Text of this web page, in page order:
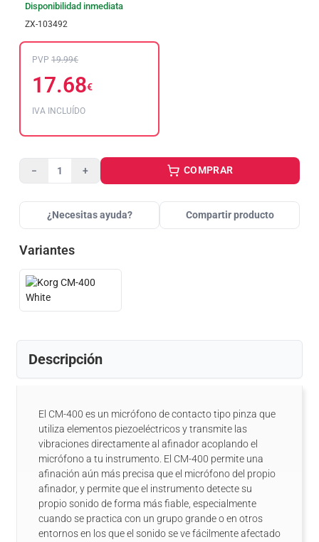
Disponibilidad inmediata
ZX-103492
PVP 19.99€
17.68€
IVA INCLUÍDO
− + COMPRAR
¿Necesitas ayuda? Compartir producto
Variantes
Descripción
El CM-400 es un micrófono de contacto tipo pinza que
utiliza elementos piezoeléctricos y transmite las
vibraciones directamente al afinador acoplando el
micrófono a tu instrumento. El CM-400 permite una
afinación aún más precisa que el micrófono del propio
afinador, y permite que el instrumento detecte su
propio sonido de forma más fiable, especialmente
cuando se practica con un grupo grande o en otros
entornos en los que el sonido se ve fácilmente afectado